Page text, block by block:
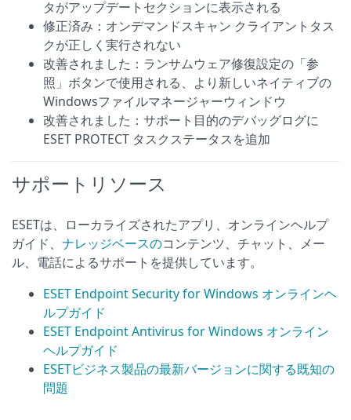
タがアップデートセクションに表示される
修正済み：オンデマンドスキャン クライアントタス
クが正しく実行されない
改善されました：ランサムウェア修復設定の「参
照」ボタンで使用される、より新しいネイティブの
Windowsファイルマネージャーウィンドウ
改善されました：サポート目的のデバッグログに
ESET PROTECT タスクステータスを追加
サポートリソース
ESETは、ローカライズされたアプリ、オンラインヘルプ
ガイド、 ナレッジベースのコンテンツ、チャット、メー
ル、電話によるサポートを提供しています。
ESET Endpoint Security for Windows オンラインヘ
ルプガイド
ESET Endpoint Antivirus for Windows オンライン
ヘルプガイド
ESETビジネス製品の最新バージョンに関する既知の
問題